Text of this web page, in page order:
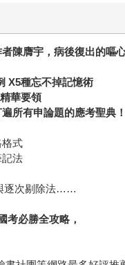
陳膺宇，病後復出的嘔
X5種忘不掉記憶術
華要領
所有申論題的應考聖典！
式
法
逐次剔除法……
考必勝全攻略，